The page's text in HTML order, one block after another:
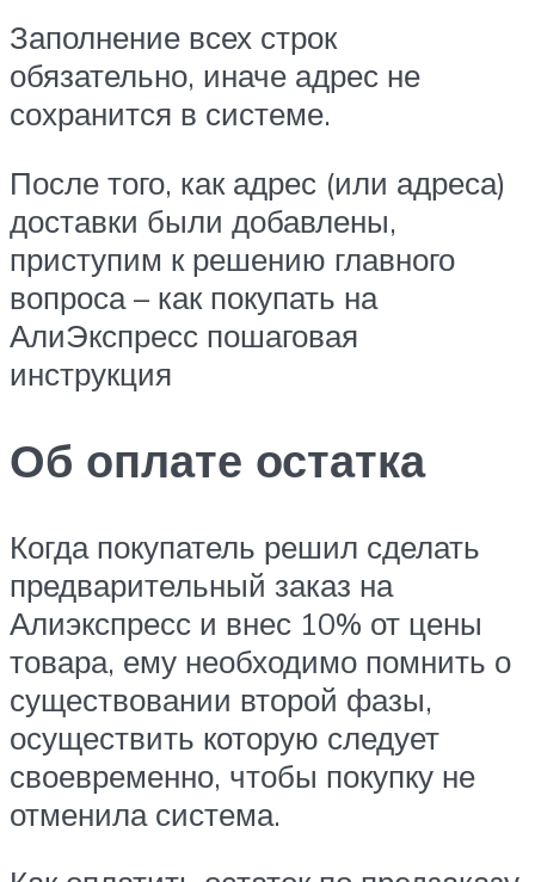
Заполнение всех строк
обязательно, иначе адрес не
сохранится в системе.
После того, как адрес (или адреса)
доставки были добавлены,
приступим к решению главного
вопроса – как покупать на
АлиЭкспресс пошаговая
инструкция
Об оплате остатка
Когда покупатель решил сделать
предварительный заказ на
Алиэкспресс и внес 10% от цены
товара, ему необходимо помнить о
существовании второй фазы,
осуществить которую следует
своевременно, чтобы покупку не
отменила система.